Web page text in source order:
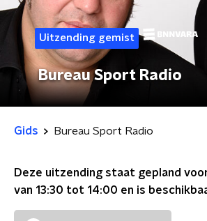
Uitzending gemist
Bureau Sport Radio
Gids Bureau Sport Radio
Deze uitzending staat gepland
van 13:30 tot 14:00 en is